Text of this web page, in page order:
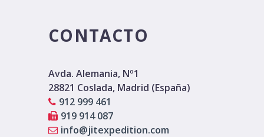
CONTACTO
Avda. Alemania, Nº1
28821 Coslada, Madrid (España)
912 999 461
919 914 087
info@jitexpedition.com